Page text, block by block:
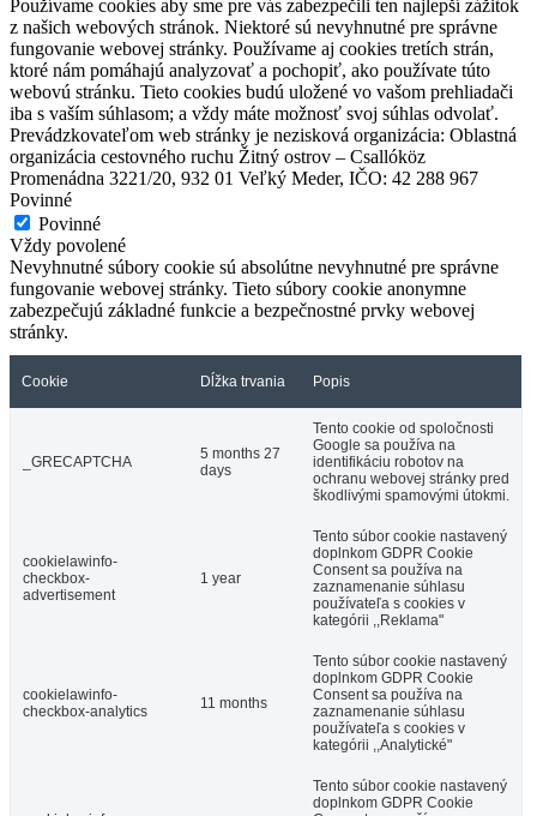
Používame cookies aby sme pre vás zabezpečili ten najlepší zážitok
z našich webových stránok. Niektoré sú nevyhnutné pre správne
fungovanie webovej stránky. Používame aj cookies tretích strán,
ktoré nám pomáhajú analyzovať a pochopiť, ako používate túto
webovú stránku. Tieto cookies budú uložené vo vašom prehliadači
iba s vaším súhlasom; a vždy máte možnosť svoj súhlas odvolať.
Prevádzkovateľom web stránky je nezisková organizácia: Oblastná
organizácia cestovného ruchu Žitný ostrov – Csallóköz
Promenádna 3221/20, 932 01 Veľký Meder, IČO: 42 288 967
Povinné
Povinné
Vždy povolené
Nevyhnutné súbory cookie sú absolútne nevyhnutné pre správne
fungovanie webovej stránky. Tieto súbory cookie anonymne
zabezpečujú základné funkcie a bezpečnostné prvky webovej
stránky.
Cookie Dĺžka trvania Popis
_GRECAPTCHA
5 months 27
days
Tento cookie od spoločnosti
Google sa používa na
identifikáciu robotov na
ochranu webovej stránky pred
škodlivými spamovými útokmi.
cookielawinfo-
checkbox-
advertisement
1 year
Tento súbor cookie nastavený
doplnkom GDPR Cookie
Consent sa používa na
zaznamenanie súhlasu
používateľa s cookies v
kategórii ,,Reklama"
cookielawinfo-
checkbox-analytics
11 months
Tento súbor cookie nastavený
doplnkom GDPR Cookie
Consent sa používa na
zaznamenanie súhlasu
používateľa s cookies v
kategórii ,,Analytické"
Tento súbor cookie nastavený
doplnkom GDPR Cookie